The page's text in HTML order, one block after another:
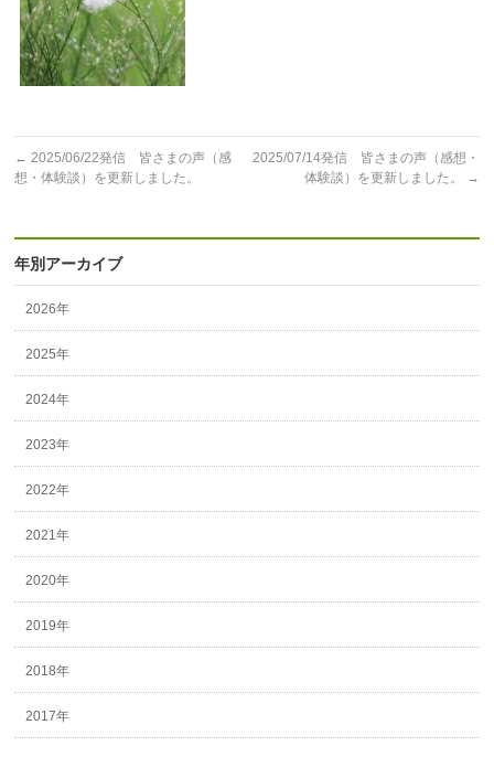
← 2025/06/22発信 皆さまの声（感
想・体験談）を更新しました。
2025/07/14発信 皆さまの声（感想・
体験談）を更新しました。
→
年別アーカイブ
2026年
2025年
2024年
2023年
2022年
2021年
2020年
2019年
2018年
2017年